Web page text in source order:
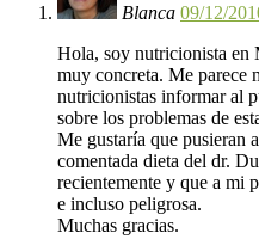
Blanca 09/12/
Hola, soy nutricionista
muy concreta. Me parece
nutricionistas informar al
sobre los problemas de
Me gustaría que pusieran
comentada dieta del dr.
recientemente y que a mi
e incluso peligrosa.
Muchas gracias.